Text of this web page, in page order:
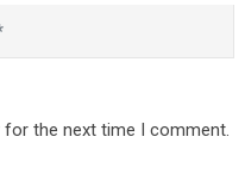
for the next time I comment.